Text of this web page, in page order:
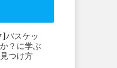
]バスケッ
？に学ぶ
つけ方